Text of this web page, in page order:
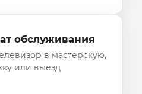
обслуживания
в мастерскую,
или выезд